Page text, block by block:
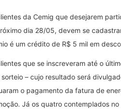
da Cemig que desejarem
dia 28/05, devem se
é um crédito de R$ 5 mil em
que se inscreveram até o
sorteio – cujo resultado será
o pagamento da fatura de
Já os quatro contemplados